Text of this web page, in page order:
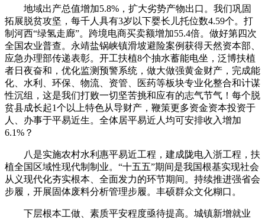
地域出产总值增加5.8%，扩大劣势产物出口。我们巩固
拓展脱贫攻坚，每千人具有3岁以下婴长儿托位数4.59个。打
制河西“绿氢走廊”。跨境电商买卖额增加55.4倍。做好第四次
全国农业普查。永靖盐锅峡镇滑坡避险案例获得天然资本部、
应急办理部传递表彰。开工扶植8个抽水蓄能电坐，泛博扶植
者日夜奋和，优化监测预警系统，做大做强黄金财产，完成能
化、水利、环保、物流、资管、医药等板块专业化整合和计谋
性沉组，这是我们打败一切坚苦挑和应有的志气节气！每个脱
贫县成长起1个以上特色从导财产，鞭策更多资金资本投资于
人、办事于平易近生。全体居平易近人均可安排收入增加
6.1%？
八是实施农村水利惠平易近工程，建成陇电入浙工程，扶
植全国区域性现代制制业。“十五五”期间是我国根基实现社会
从义现代化夯实根本、全面发力的环节期间。持续推进强省会
步履，开展固体废料分析管理步履。丰硕群众文化糊口。
下层根本工做、素质平安程度亟待提高。城镇新增就业